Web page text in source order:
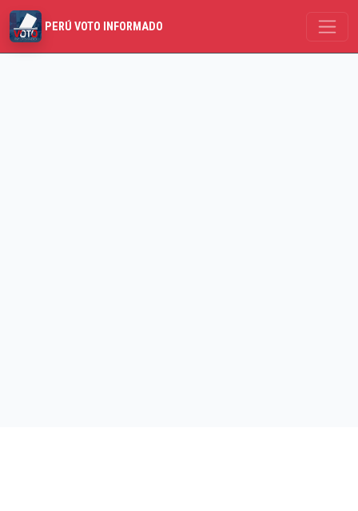
PERÚ VOTO INFORMADO